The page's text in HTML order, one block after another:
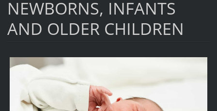
NEWBORNS, INFANTS
AND OLDER CHILDREN